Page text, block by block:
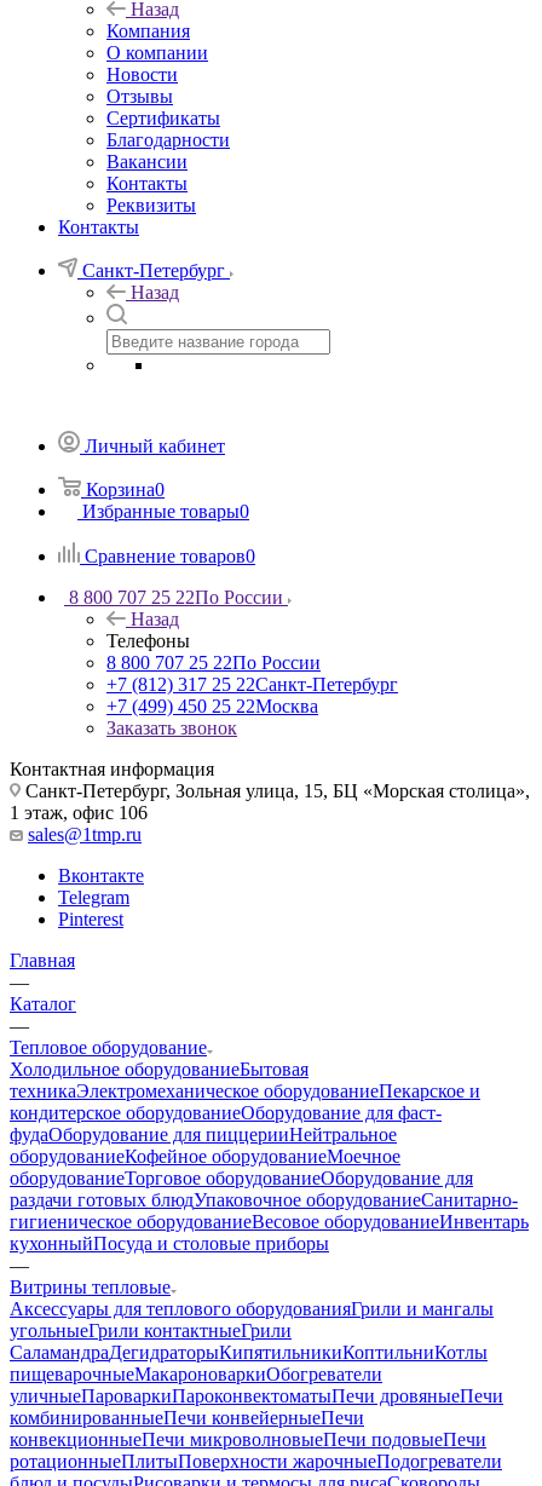
Назад
Компания
О компании
Новости
Отзывы
Сертификаты
Благодарности
Вакансии
Контакты
Реквизиты
Контакты
Санкт-Петербург
Назад
Личный кабинет
Корзина0
Избранные товары0
Сравнение товаров0
8 800 707 25 22По России
Назад
Телефоны
8 800 707 25 22По России
+7 (812) 317 25 22Санкт-Петербург
+7 (499) 450 25 22Москва
Заказать звонок
Контактная информация
Санкт-Петербург, Зольная улица, 15, БЦ «Морская столица»,
1 этаж, офис 106
sales@1tmp.ru
Вконтакте
Telegram
Pinterest
Главная
—
Каталог
—
Тепловое оборудование
Холодильное оборудованиеБытовая
техникаЭлектромеханическое оборудованиеПекарское и
кондитерское оборудованиеОборудование для фаст-
фудаОборудование для пиццерииНейтральное
оборудованиеКофейное оборудованиеМоечное
оборудованиеТорговое оборудованиеОборудование для
раздачи готовых блюдУпаковочное оборудованиеСанитарно-
гигиеническое оборудованиеВесовое оборудованиеИнвентарь
кухонныйПосуда и столовые приборы
—
Витрины тепловые
Аксессуары для теплового оборудованияГрили и мангалы
угольныеГрили контактныеГрили
СаламандраДегидраторыКипятильникиКоптильниКотлы
пищеварочныеМакароноваркиОбогреватели
уличныеПароваркиПароконвектоматыПечи дровяныеПечи
комбинированныеПечи конвейерныеПечи
конвекционныеПечи микроволновыеПечи подовыеПечи
ротационныеПлитыПоверхности жарочныеПодогреватели